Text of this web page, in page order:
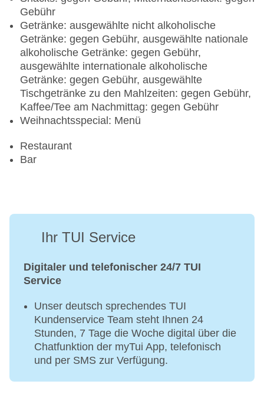
Gebühr
Getränke: ausgewählte nicht alkoholische
Getränke: gegen Gebühr, ausgewählte nationale
alkoholische Getränke: gegen Gebühr,
ausgewählte internationale alkoholische
Getränke: gegen Gebühr, ausgewählte
Tischgetränke zu den Mahlzeiten: gegen Gebühr,
Kaffee/Tee am Nachmittag: gegen Gebühr
Weihnachtsspecial: Menü
Restaurant
Bar
Ihr TUI Service
Digitaler und telefonischer 24/7 TUI
Service
Unser deutsch sprechendes TUI
Kundenservice Team steht Ihnen 24
Stunden, 7 Tage die Woche digital über die
Chatfunktion der myTui App, telefonisch
und per SMS zur Verfügung.